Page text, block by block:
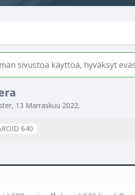
sivustoa käyttöä, hyväksyt
, 13 Marraskuu 2022.
640